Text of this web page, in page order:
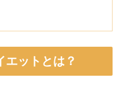
エットとは？